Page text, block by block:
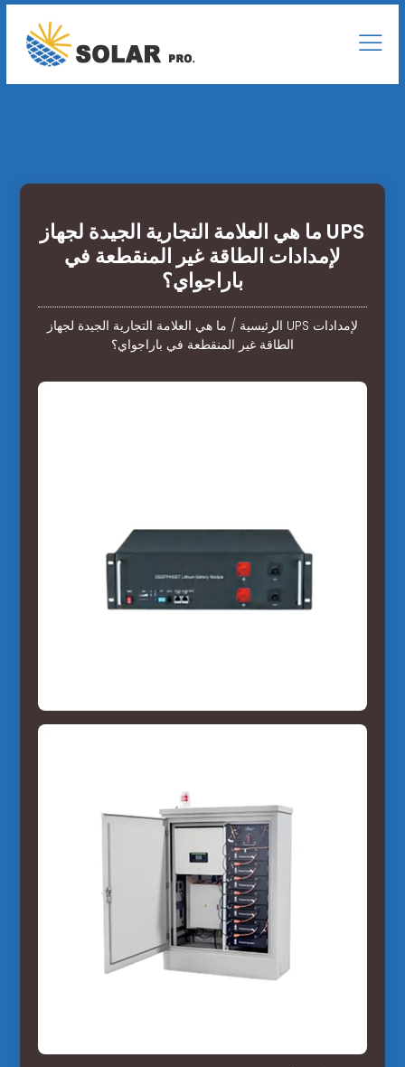
ما هي العلامة التجارية الجيدة لجهاز UPS
لإمدادات الطاقة غير المنقطعة في
باراجواي؟
الرئيسية / ما هي العلامة التجارية الجيدة لجهاز UPS لإمدادات
الطاقة غير المنقطعة في باراجواي؟